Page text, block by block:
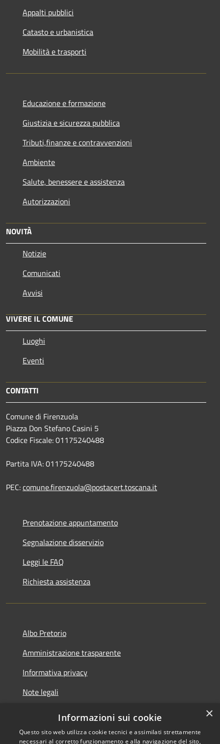
Appalti pubblici
Catasto e urbanistica
Mobilità e trasporti
Educazione e formazione
Giustizia e sicurezza pubblica
Tributi,finanze e contravvenzioni
Ambiente
Salute, benessere e assistenza
Autorizzazioni
NOVITÀ
Notizie
Comunicati
Avvisi
VIVERE IL COMUNE
Luoghi
Eventi
CONTATTI
Comune di Firenzuola
Piazza Don Stefano Casini 5
Codice Fiscale: 01175240488
Partita IVA: 01175240488
PEC:comune.firenzuola@postacert.toscana.it
Prenotazione appuntamento
Segnalazione disservizio
Leggi le FAQ
Richiesta assistenza
Albo Pretorio
Amministrazione trasparente
Informativa privacy
Note legali
Dichiarazione di accessibilità
×
Informazioni sui cookie
Questo sito web utilizza cookie tecnici e assimilati strettamente
necessari al corretto funzionamento e alla navigazione del sito,